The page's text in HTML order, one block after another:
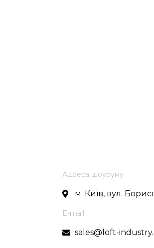
Адреса шоуруму
м. Київ, вул.
E-mail
sales@loft-